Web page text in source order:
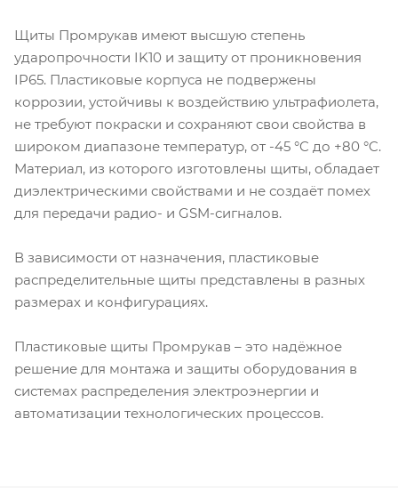
Щиты Промрукав имеют высшую степень
ударопрочности IK10 и защиту от проникновения
IP65. Пластиковые корпуса не подвержены
коррозии, устойчивы к воздействию ультрафиолета,
не требуют покраски и сохраняют свои свойства в
широком диапазоне температур, от -45 °C до +80 °C.
Материал, из которого изготовлены щиты, обладает
диэлектрическими свойствами и не создаёт помех
для передачи радио- и GSM-сигналов.
В зависимости от назначения, пластиковые
распределительные щиты представлены в разных
размерах и конфигурациях.
Пластиковые щиты Промрукав – это надёжное
решение для монтажа и защиты оборудования в
системах распределения электроэнергии и
автоматизации технологических процессов.